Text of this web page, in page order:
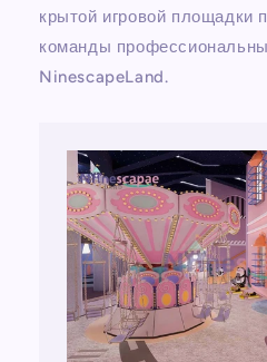
крытой игровой площадки
команды
NinescapeLand.